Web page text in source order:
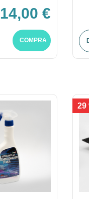
14,00 €
COMPRA
29